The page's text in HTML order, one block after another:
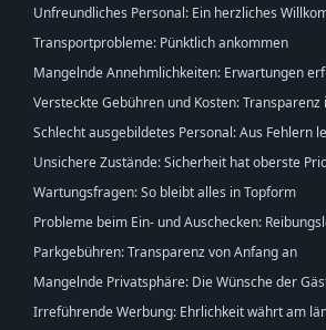
Unfreundliches Personal: Ein herzliches
Transportprobleme: Pünktlich ankommen
Mangelnde Annehmlichkeiten: Erwartungen
Versteckte Gebühren und Kosten: Transparenz
Schlecht ausgebildetes Personal: Aus Fehlern
Unsichere Zustände: Sicherheit hat oberste
Wartungsfragen: So bleibt alles in Topform
Probleme beim Ein- und Auschecken:
Parkgebühren: Transparenz von Anfang an
Mangelnde Privatsphäre: Die Wünsche der
Irreführende Werbung: Ehrlichkeit währt am